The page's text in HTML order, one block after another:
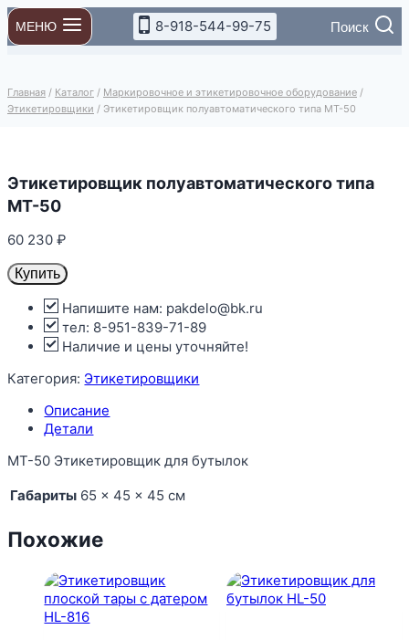
Перейти
к
содержимому
МЕНЮ 8-918-544-99-75 Поиск
Главная / Каталог / Маркировочное и этикетировочное оборудование /
Этикетировщики / Этикетировщик полуавтоматического типа MT-50
Этикетировщик полуавтоматического типа
MT-50
60 230₽
Купить
Напишите нам: pakdelo@bk.ru
тел: 8-951-839-71-89
Наличие и цены уточняйте!
Категория: Этикетировщики
Описание
Детали
MT-50 Этикетировщик для бутылок
Габариты 65 × 45 × 45 см
Похожие